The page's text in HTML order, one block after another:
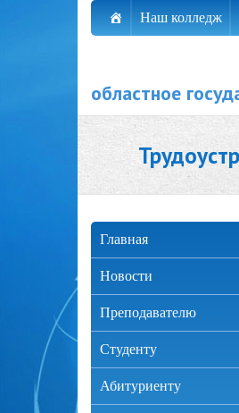
Наш колледж
областное
Главная
Новости
Преподавателю
Студенту
Абитуриенту